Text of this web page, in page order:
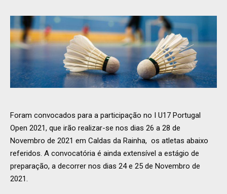
Foram convocados para a participação no I U17 Portugal
Open 2021, que irão realizar-se nos dias 26 a 28 de
Novembro de 2021 em Caldas da Rainha, os atletas abaixo
referidos. A convocatória é ainda extensível a estágio de
preparação, a decorrer nos dias 24 e 25 de Novembro de
2021.